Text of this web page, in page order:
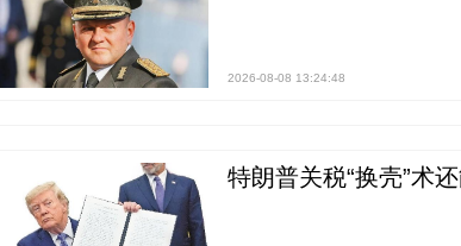
2026-08-08 13:24:48
特朗普关税“换壳”术